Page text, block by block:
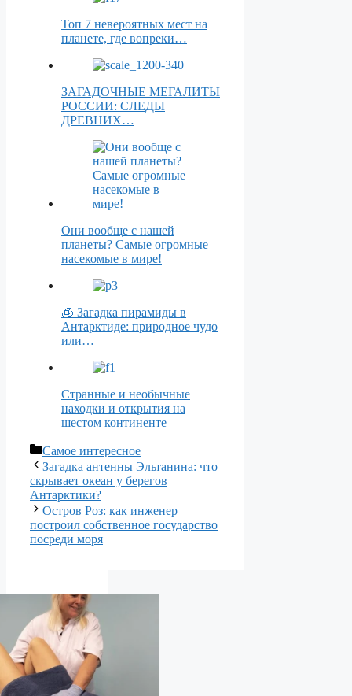
Топ 7 невероятных мест на
планете, где вопреки…
ЗАГАДОЧНЫЕ МЕГАЛИТЫ
РОССИИ: СЛЕДЫ
ДРЕВНИХ…
Они вообще с нашей
планеты? Самые огромные
насекомые в мире!
🧊 Загадка пирамиды в
Антарктиде: природное чудо
или…
Странные и необычные
находки и открытия на
шестом континенте
Рубрики
Самое интересное
Загадка антенны Эльтанина: что
скрывает океан у берегов
Антарктики?
Остров Роз: как инженер
построил собственное государство
посреди моря